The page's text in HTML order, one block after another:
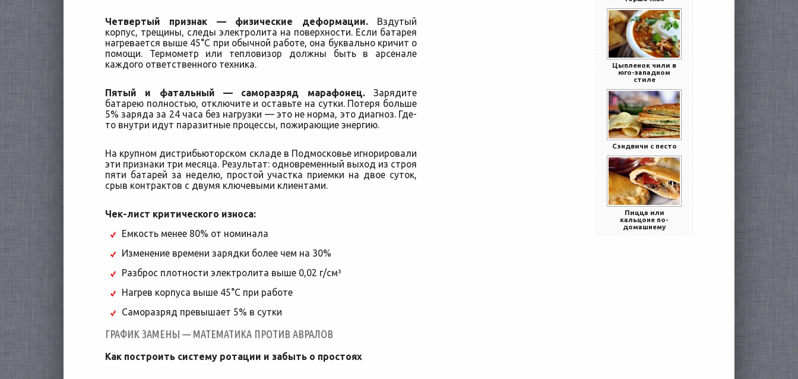
Четвертый признак — физические деформации.Вздутый
корпус, трещины, следы электролита на поверхности. Если батарея
нагревается выше 45°C при обычной работе, она буквально кричит о
помощи. Термометр или тепловизор должны быть в арсенале
каждого ответственного техника.
Пятый и фатальный — саморазряд марафонец.Зарядите
батарею полностью, отключите и оставьте на сутки. Потеря больше
5% заряда за 24 часа без нагрузки — это не норма, это диагноз. Где-
то внутри идут паразитные процессы, пожирающие энергию.
На крупном дистрибьюторском складе в Подмосковье игнорировали
эти признаки три месяца. Результат: одновременный выход из строя
пяти батарей за неделю, простой участка приемки на двое суток,
срыв контрактов с двумя ключевыми клиентами.
Чек-лист критического износа:
Емкость менее 80% от номинала
Изменение времени зарядки более чем на 30%
Разброс плотности электролита выше 0,02 г/см³
Нагрев корпуса выше 45°C при работе
Саморазряд превышает 5% в сутки
ГРАФИК ЗАМЕНЫ — МАТЕМАТИКА ПРОТИВ АВРАЛОВ
Как построить систему ротации и забыть о простоях
Цыпленок чили в
юго-западном
стиле
Сэндвичи с песто
Пицца или
кальцоне по-
домашнему